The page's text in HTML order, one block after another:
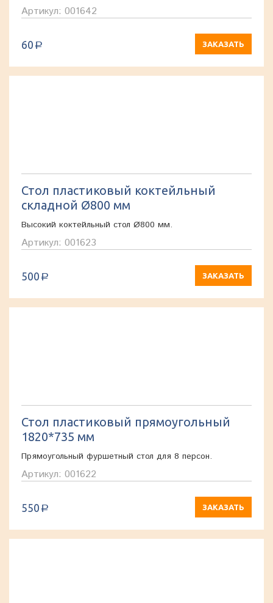
Артикул: 001642
60 a ЗАКАЗАТЬ
Стол пластиковый коктейльный
складной Ø800 мм
Высокий коктейльный стол Ø800 мм.
Артикул: 001623
500 a ЗАКАЗАТЬ
Стол пластиковый прямоугольный
1820*735 мм
Прямоугольный фуршетный стол для 8 персон.
Артикул: 001622
550 a ЗАКАЗАТЬ